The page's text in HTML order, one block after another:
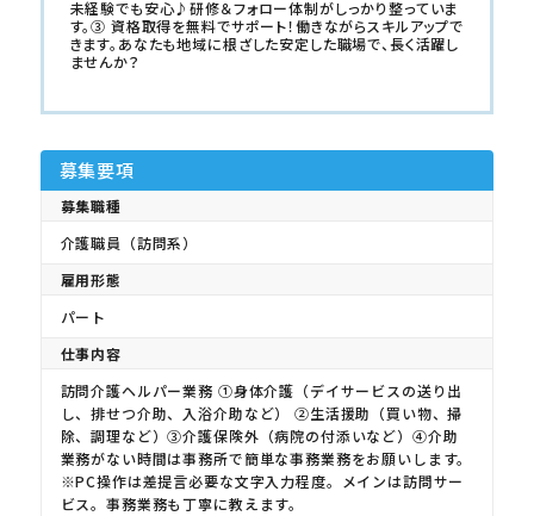
未経験でも安心♪研修＆フォロー体制がしっかり整っていま
す。③ 資格取得を無料でサポート！働きながらスキルアップで
きます。あなたも地域に根ざした安定した職場で、長く活躍し
ませんか？
募集要項
募集職種
介護職員（訪問系）
雇用形態
パート
仕事内容
訪問介護ヘルパー業務 ①身体介護（デイサービスの送り出
し、排せつ介助、入浴介助など） ②生活援助（買い物、掃
除、調理など）③介護保険外（病院の付添いなど）④介助
業務がない時間は事務所で簡単な事務業務をお願いします。
※PC操作は差提言必要な文字入力程度。メインは訪問サー
ビス。事務業務も丁寧に教えます。